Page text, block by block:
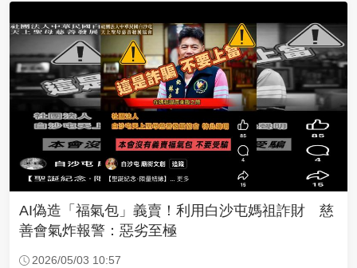
AI偽造「福氣包」義賣！利用白沙屯媽祖詐財 慈
善會氣炸報警：惡劣至極
2026/05/03 10:57